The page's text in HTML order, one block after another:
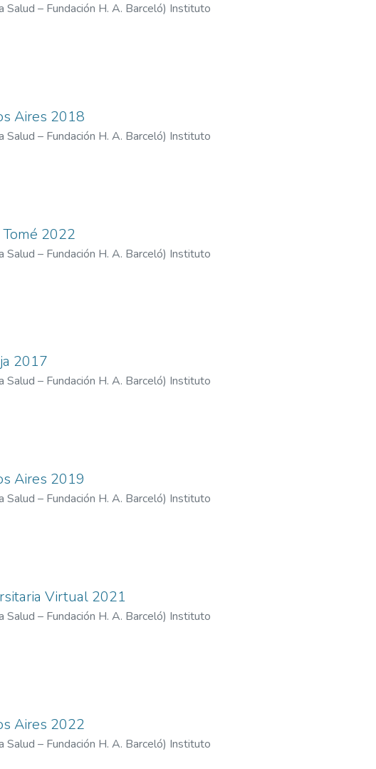
– Fundación H. A. Barceló) Instituto
Aires 2018
– Fundación H. A. Barceló) Instituto
2022
– Fundación H. A. Barceló) Instituto
2017
– Fundación H. A. Barceló) Instituto
Aires 2019
– Fundación H. A. Barceló) Instituto
Virtual 2021
– Fundación H. A. Barceló) Instituto
Aires 2022
– Fundación H. A. Barceló) Instituto